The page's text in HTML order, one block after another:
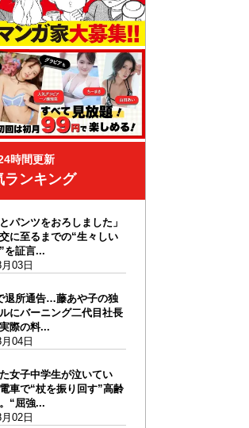
時間更新
ランキング
パンツをおろしました」
に至るまでの“生々しい
を証言...
03日
退所通告…藤あや子の独
にバーニング二代目社長
際の料...
04日
た女子中学生が泣いてい
車で“杖を振り回す”高齢
“屈強...
02日